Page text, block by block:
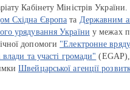
Кабінету Міністрів
Східна Європа та Державним
урядування України у межах
допомоги "Електронне
влади та участі громади" (EGAP),
Швейцарської агенції